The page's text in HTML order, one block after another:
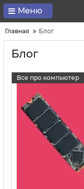
Меню
Главная Блог
Блог
Все про компьютер